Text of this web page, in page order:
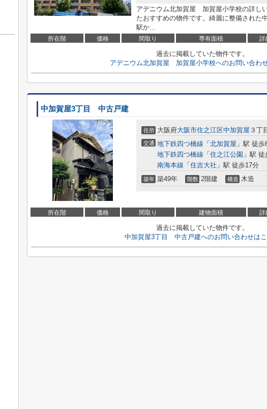
アデニウム北加賀屋 加賀屋小学校の詳し
たおすすめの物件です。綺麗に整備された
駅か...
所在階 価格 間取り 専有面積 詳
過去に掲載していた物件です。
アデニウム北加賀屋 加賀屋小学校へのお問い合わ
中加賀屋3丁目 中古戸建
住所 大阪府大阪市住之江区中加賀屋 ３丁
交通 地下鉄四つ橋線 「 北加賀屋 」駅 徒歩
地下鉄四つ橋線 「 住之江公園 」駅 徒
南海本線 「 住吉大社 」駅 徒歩17分
築年 築49年 階数 2階建 構造 木造
所在階 価格 間取り 建物面積 詳
過去に掲載していた物件です。
中加賀屋3丁目 中古戸建へのお問い合わせは